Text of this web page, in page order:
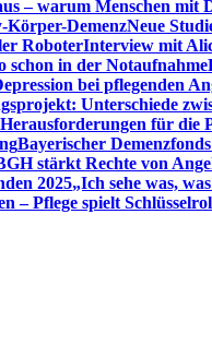
– warum Menschen mit
Körper-DemenzNeue
RoboterInterview mit
schon in der Notaufnahme
bei pflegenden
Unterschiede
für die
Bayerischer
stärkt Rechte von
2025„Ich sehe was,
– Pflege spielt